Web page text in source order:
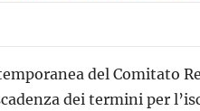
del Comitato
dei termini per